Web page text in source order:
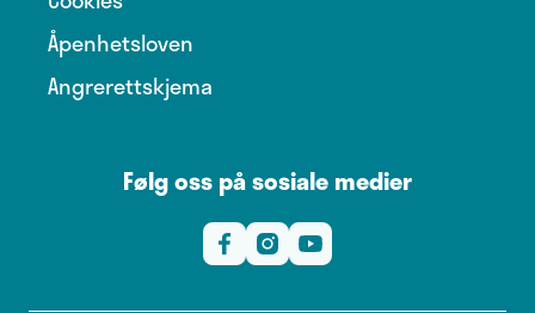
Åpenhetsloven
Angrerettskjema
Følg oss på sosiale medier